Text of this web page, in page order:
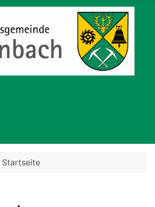
Startseite